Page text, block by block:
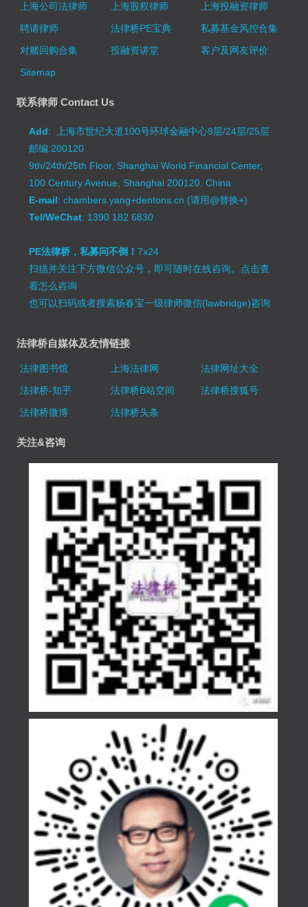
上海公司法律师
上海股权律师
上海投融资律师
聘请律师
法律桥PE宝典
私募基金风控合集
对赌回购合集
投融资讲堂
客户及网友评价
Sitemap
联系律师 Contact Us
Add: 上海市世纪大道100号环球金融中心9层/24层/25层
邮编:200120
9th/24th/25th Floor, Shanghai World Financial Center,
100 Century Avenue, Shanghai 200120, China
E-mail: chambers.yang+dentons.cn (请用@替换+)
Tel/WeChat: 1390 182 6830
PE法律桥，私募问不倒！7x24
扫描并关注下方微信公众号，即可随时在线咨询。 点击查
看怎么咨询
也可以扫码或者搜索杨春宝一级律师微信(lawbridge)咨询
法律桥自媒体及友情链接
法律图书馆 上海法律网
法律网址大全
法律桥-知乎
法律桥B站空间
法律桥搜狐号
法律桥微博
法律桥头条
关注&咨询